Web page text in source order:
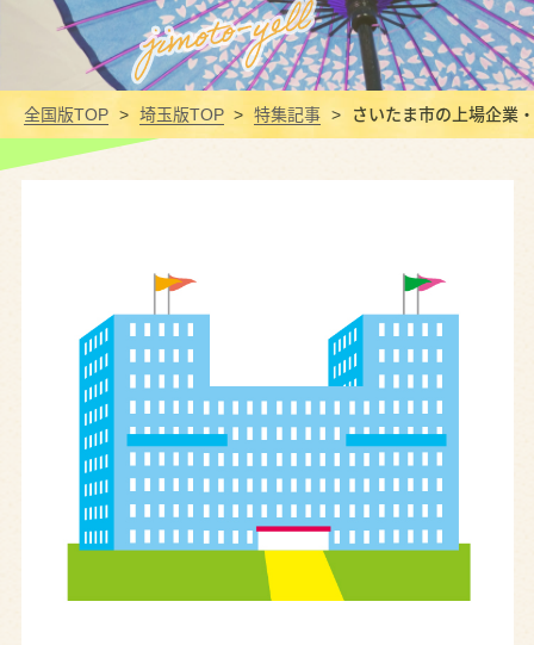
全国版TOP 埼玉版TOP 特集記事 さいたま市の上場企業